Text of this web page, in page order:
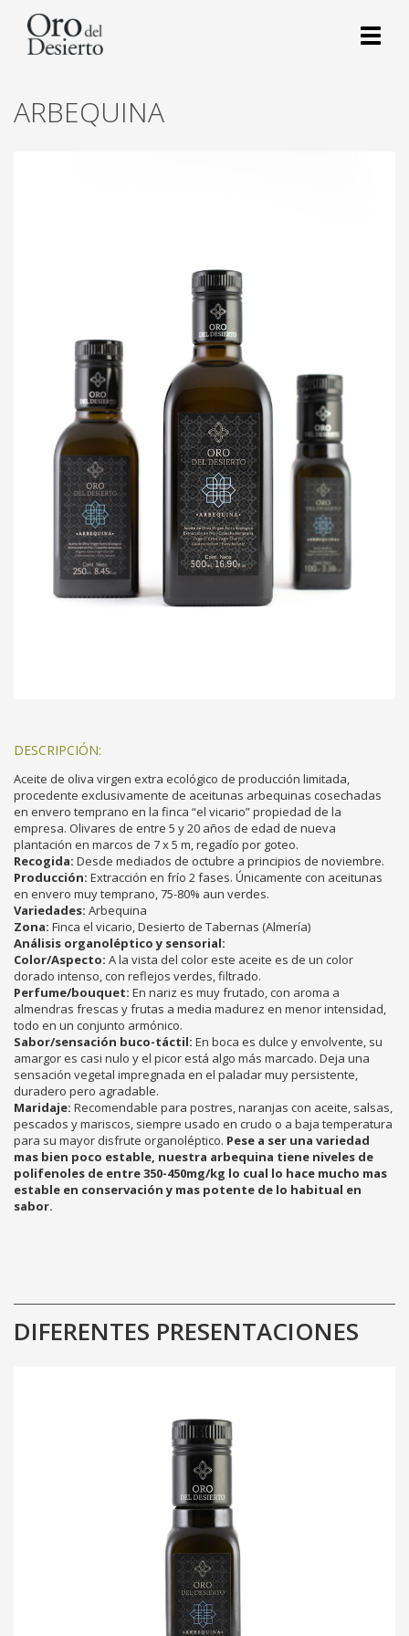
ARBEQUINA
DESCRIPCIÓN:
Aceite de oliva virgen extra ecológico de producción limitada,
procedente exclusivamente de aceitunas arbequinas cosechadas
en envero temprano en la finca “el vicario” propiedad de la
empresa. Olivares de entre 5 y 20 años de edad de nueva
plantación en marcos de 7 x 5 m, regadío por goteo.
Recogida: Desde mediados de octubre a principios de noviembre.
Producción: Extracción en frío 2 fases. Únicamente con aceitunas
en envero muy temprano, 75-80% aun verdes.
Variedades: Arbequina
Zona: Finca el vicario, Desierto de Tabernas (Almería)
Análisis organoléptico y sensorial:
Color/Aspecto: A la vista del color este aceite es de un color
dorado intenso, con reflejos verdes, filtrado.
Perfume/bouquet: En nariz es muy frutado, con aroma a
almendras frescas y frutas a media madurez en menor intensidad,
todo en un conjunto armónico.
Sabor/sensación buco-táctil: En boca es dulce y envolvente, su
amargor es casi nulo y el picor está algo más marcado. Deja una
sensación vegetal impregnada en el paladar muy persistente,
duradero pero agradable.
Maridaje: Recomendable para postres, naranjas con aceite, salsas,
pescados y mariscos, siempre usado en crudo o a baja temperatura
para su mayor disfrute organoléptico. Pese a ser una variedad
mas bien poco estable, nuestra arbequina tiene niveles de
polifenoles de entre 350-450mg/kg lo cual lo hace mucho mas
estable en conservación y mas potente de lo habitual en
sabor.
DIFERENTES PRESENTACIONES